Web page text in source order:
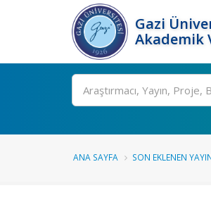
Gazi
Akademik
Ara
ANA SAYFA SON EKLENEN